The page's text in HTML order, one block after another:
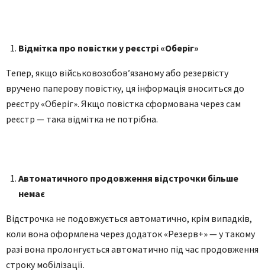
Відмітка про повістки у реєстрі «Оберіг»
Тепер, якщо військовозобов’язаному або резервісту
вручено паперову повістку, ця інформація вноситься до
реєстру «Оберіг». Якщо повістка сформована через сам
реєстр — така відмітка не потрібна.
Автоматичного продовження відстрочки більше
немає
Відстрочка не подовжується автоматично, крім випадків,
коли вона оформлена через додаток «Резерв+» — у такому
разі вона пролонгується автоматично під час продовження
строку мобілізації.